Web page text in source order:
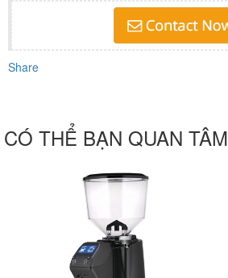
Share
CÓ THỂ BẠN QUAN TÂM